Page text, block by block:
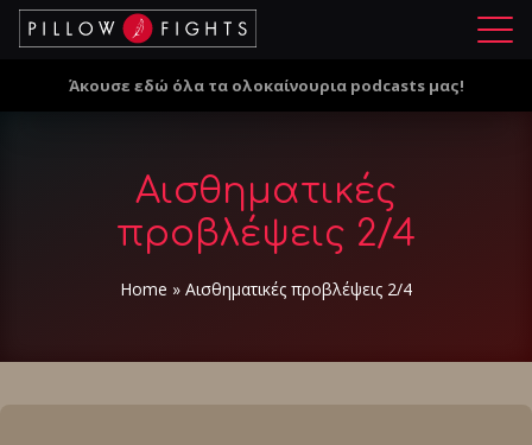
Μ
ο
Άκουσε εδώ όλα τα ολοκαίνουρια podcasts μας!
Αισθηματικές
προβλέψεις 2/4
Home » Αισθηματικές προβλέψεις 2/4